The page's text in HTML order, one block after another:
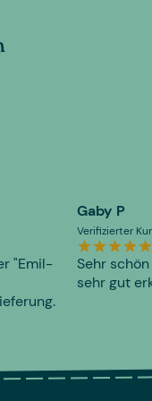
"Emil-
Gaby P
Verifizierter
Sehr
sehr gut